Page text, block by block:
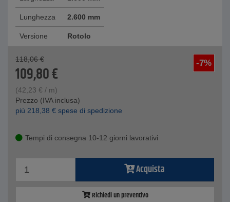
Lunghezza 2.600 mm
Versione Rotolo
-7%
118,06 €
109,80€
(42,23 € / m)
Prezzo (IVA inclusa)
piú 218,38 € spese di spedizione
Tempi di consegna 10-12 giorni lavorativi
Acquista
Richiedi un preventivo